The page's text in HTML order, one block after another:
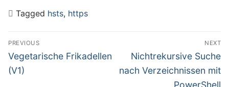
Tagged hsts, https
Beitragsnavigation
PREVIOUS
Previous
post:
Vegetarische Frikadellen
(V1)
NEXT
Next
post:
Nichtrekursive Suche
nach Verzeichnissen mit